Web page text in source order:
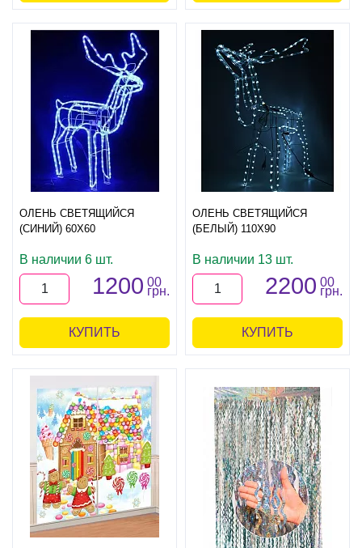
ОЛЕНЬ СВЕТЯЩИЙСЯ
(СИНИЙ) 60Х60
В наличии 6 шт.
1200 00
грн.
КУПИТЬ
ОЛЕНЬ СВЕТЯЩИЙСЯ
(БЕЛЫЙ) 110Х90
В наличии 13 шт.
2200 00
грн.
КУПИТЬ